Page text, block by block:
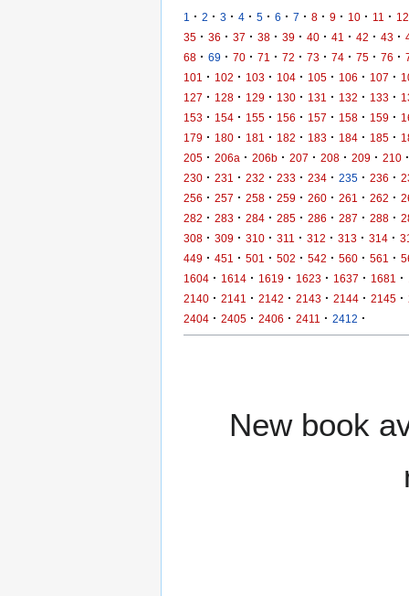
1 · 2 · 3 · 4 · 5 · 6 · 7 · 8 · 9 · 10 · 11 · 12
35 · 36 · 37 · 38 · 39 · 40 · 41 · 42 · 43 ·
68 · 69 · 70 · 71 · 72 · 73 · 74 · 75 · 76 ·
101
· 102 · 103 · 104 · 105 · 106 · 107 ·
127 · 128 · 129 · 130 · 131 · 132 · 133 ·
153 · 154 · 155 · 156 · 157 · 158 · 159 ·
179 · 180 · 181 · 182 · 183 · 184 · 185 ·
205 · 206a · 206b · 207 · 208 · 209 · 210 ·
230 · 231 · 232 · 233 · 234 · 235 · 236 ·
256 · 257 · 258 · 259 · 260 · 261 · 262 ·
282 · 283 · 284 · 285 · 286 · 287 · 288 ·
308 · 309 · 310 · 311 · 312 · 313 · 314 ·
449 · 451 · 501 · 502 · 542 · 560 · 561 ·
1604 · 1614 · 1619 · 1623 · 1637 · 1681 ·
2140 · 2141 · 2142 · 2143 · 2144 · 2145 ·
2404 · 2405 · 2406 · 2411 · 2412 ·
New book